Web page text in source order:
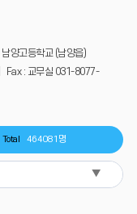
양고등학교 (남양읍)
Fax : 교무실 031-8077-
Total 464081명
▼